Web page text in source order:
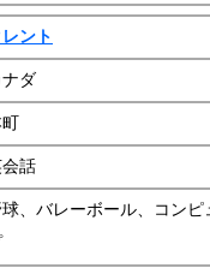
ント
ナダ
話
球、バレーボール、コンピ